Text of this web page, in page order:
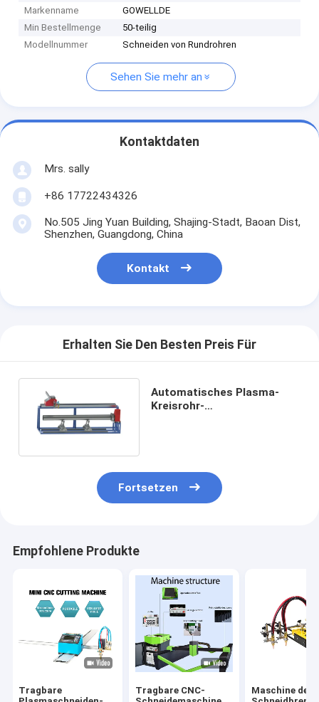
Markenname
GOWELLDE
Min Bestellmenge
50-teilig
Modellnummer
Schneiden von Rundrohren
Sehen Sie mehr an
Kontaktdaten
Mrs. sally
+86 17722434326
No.505 Jing Yuan Building, Shajing-Stadt, Baoan Dist,
Shenzhen, Guangdong, China
Kontakt
Erhalten Sie Den Besten Preis Für
Automatisches Plasma-
Kreisrohr-
Fortsetzen
Empfohlene Produkte
Tragbare
Tragbare CNC-
Maschine des